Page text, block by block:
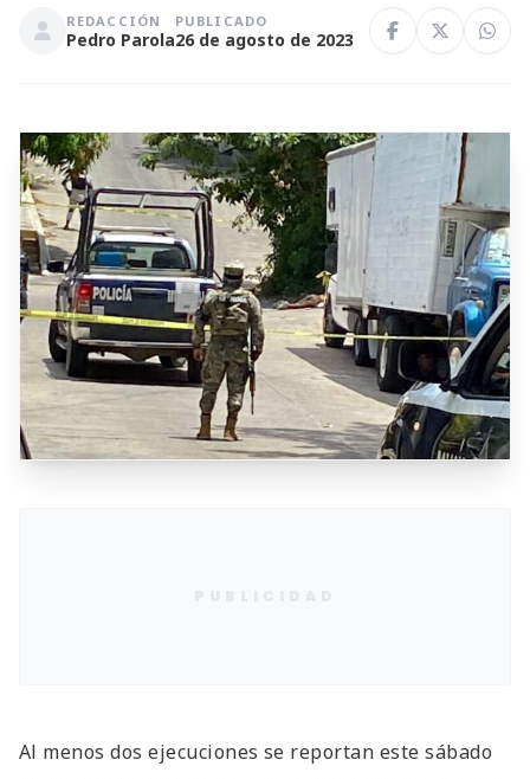
REDACCIÓN
Pedro Parola
PUBLICADO
26 de agosto de 2023
Al menos dos ejecuciones se reportan este sábado